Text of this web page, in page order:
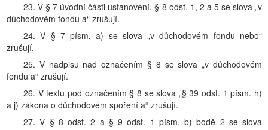
23. V § 7 úvodní části ustanovení, § 8 odst. 1, 2 a 5 se slova „v
důchodovém fondu a“ zrušují.
24. V § 7 písm. a) se slova „v důchodovém fondu nebo“
zrušují.
25. V nadpisu nad označením § 8 se slova „v důchodovém
fondu a“ zrušují.
26. V textu pod označením § 8 se slova „§ 39 odst. 1 písm. h)
a j) zákona o důchodovém spoření a“ zrušují.
27. V § 8 odst. 2 a § 9 odst. 1 písm. b) bodě 2 se slova